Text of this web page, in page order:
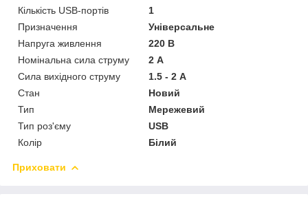
Кількість USB-портів
1
Призначення
Універсальне
Напруга живлення
220 В
Номінальна сила струму
2 А
Сила вихідного струму
1.5 - 2 А
Стан
Новий
Тип
Мережевий
Тип роз'єму
USB
Колір
Білий
Приховати